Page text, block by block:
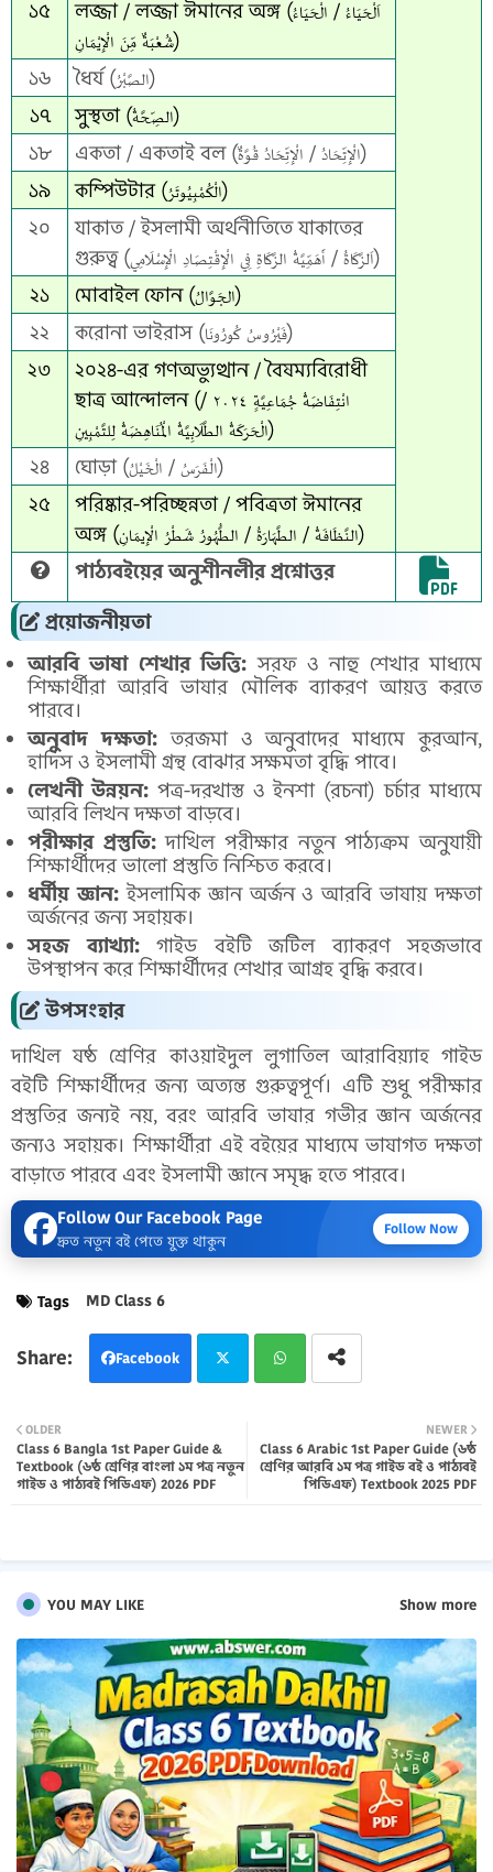
১৫
লজ্জা / লজ্জা ঈমানের অঙ্গ (اَلْحَيَاءُ / الْحَيَاءُ
شُعْبَةٌ مِّنَ الْإِيْمَانِ)
১৬
ধৈর্য (الصَّبْرُ)
১৭
সুস্থতা (الصِّحَّةُ)
১৮
একতা / একতাই বল (الْإِتِّحَادُ / الْإِتِّحَادُ قُوَّةٌ)
১৯
কম্পিউটার (الْكُمْبِيُوتَرُ)
২০
যাকাত / ইসলামী অর্থনীতিতে যাকাতের
গুরুত্ব (اَلزَّكَاةُ / أَهَمِّيَّةُ الزَّكَاةِ فِي الْإِقْتِصَادِ الْإِسْلَامِي)
২১
মোবাইল ফোন (الجَوَّالُ)
২২
করোনা ভাইরাস (فَيْرُوسُ كُورُونَا)
২৩
২০২৪-এর গণঅভ্যুত্থান / বৈষম্যবিরোধী
ছাত্র আন্দোলন (انْتِفَاضَةُ جُمَاعِيَّةٍ ٢٠٢٤ /
الْحَرَكَةُ الطَّلَابِيَّةُ الْمُنَاهِضَةُ لِلتَّمْبِينِ)
২৪
ঘোড়া (الْفَرَسُ / الْخَيْلُ)
২৫
পরিষ্কার-পরিচ্ছন্নতা / পবিত্রতা ঈমানের
অঙ্গ (النَّظَافَةُ / الطَّهَارَةُ / الطُّهُورُ شَطْرُ الْإِيمَانِ)
পাঠ্যবইয়ের অনুশীনলীর প্রশ্নোত্তর
প্রয়োজনীয়তা
আরবি ভাষা শেখার ভিত্তি: সরফ ও নাহু শেখার মাধ্যমে
শিক্ষার্থীরা আরবি ভাষার মৌলিক ব্যাকরণ আয়ত্ত করতে
পারবে।
অনুবাদ দক্ষতা:তরজমা ও অনুবাদের মাধ্যমে কুরআন,
হাদিস ও ইসলামী গ্রন্থ বোঝার সক্ষমতা বৃদ্ধি পাবে।
লেখনী উন্নয়ন:পত্র-দরখাস্ত ও ইনশা (রচনা) চর্চার মাধ্যমে
আরবি লিখন দক্ষতা বাড়বে।
পরীক্ষার প্রস্তুতি:দাখিল পরীক্ষার নতুন পাঠ্যক্রম অনুযায়ী
শিক্ষার্থীদের ভালো প্রস্তুতি নিশ্চিত করবে।
ধর্মীয় জ্ঞান:ইসলামিক জ্ঞান অর্জন ও আরবি ভাষায় দক্ষতা
অর্জনের জন্য সহায়ক।
সহজ ব্যাখ্যা:গাইড বইটি জটিল ব্যাকরণ সহজভাবে
উপস্থাপন করে শিক্ষার্থীদের শেখার আগ্রহ বৃদ্ধি করবে।
উপসংহার
দাখিল ষষ্ঠ শ্রেণির কাওয়াইদুল লুগাতিল আরাবিয়্যাহ গাইড
বইটি শিক্ষার্থীদের জন্য অত্যন্ত গুরুত্বপূর্ণ। এটি শুধু পরীক্ষার
প্রস্তুতির জন্যই নয়, বরং আরবি ভাষার গভীর জ্ঞান অর্জনের
জন্যও সহায়ক। শিক্ষার্থীরা এই বইয়ের মাধ্যমে ভাষাগত দক্ষতা
বাড়াতে পারবে এবং ইসলামী জ্ঞানে সমৃদ্ধ হতে পারবে।
Follow Our Facebook Page
দ্রুত নতুন বই পেতে যুক্ত থাকুন
Follow Now
Tags MD Class 6
Facebook
tter atsa
NEWER
Class 6 Arabic 1st Paper Guide (৬ষ্ঠ
শ্রেণির আরবি ১ম পত্র গাইড বই ও পাঠ্যবই
পিডিএফ) Textbook 2025 PDF
OLDER
Class 6 Bangla 1st Paper Guide &
Textbook (৬ষ্ঠ শ্রেণির বাংলা ১ম পত্র নতুন
গাইড ও পাঠ্যবই পিডিএফ) 2026 PDF
YOU MAY LIKE Show more